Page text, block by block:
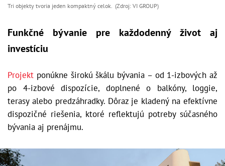
Tri objekty tvoria jeden kompaktný celok. (Zdroj: VI GROUP)
Funkčné bývanie pre každodenný život aj
investíciu
Projekt ponúkne širokú škálu bývania – od 1-izbových až
po 4-izbové dispozície, doplnené o balkóny, loggie,
terasy alebo predzáhradky. Dôraz je kladený na efektívne
dispozičné riešenia, ktoré reflektujú potreby súčasného
bývania aj prenájmu.